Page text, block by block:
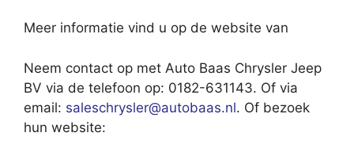
Meer informatie vind u op de website van
Neem contact op met Auto Baas Chrysler Jeep
BV via de telefoon op: 0182-631143. Of via
email: saleschrysler@autobaas.nl. Of bezoek
hun website: